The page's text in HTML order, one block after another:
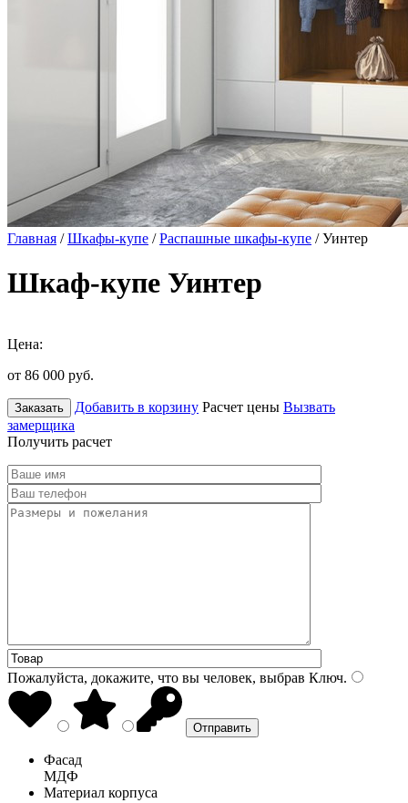
Главная /Шкафы-купе /Распашные шкафы-купе / Уинтер
Шкаф-купе Уинтер
Цена:
от 86 000 руб.
Заказать Добавить в корзину Расчет цены Вызвать
замерщика
Получить расчет
Пожалуйста, докажите, что вы человек, выбрав Ключ.
Фасад
МДФ
Материал корпуса